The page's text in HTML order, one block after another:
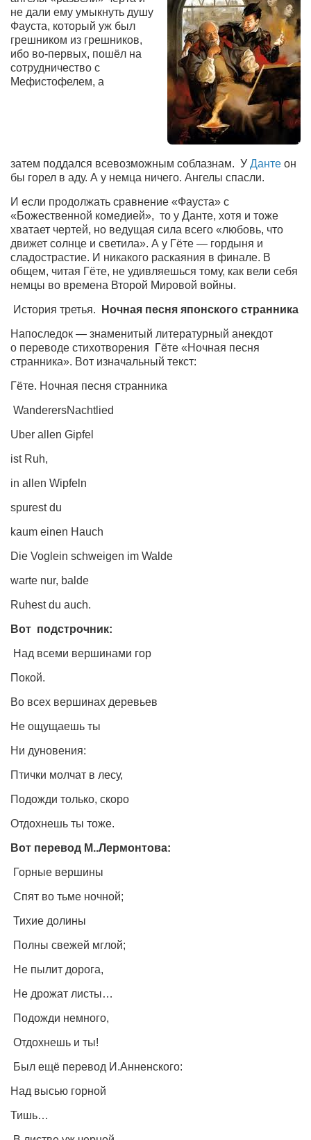
Игорь Добровольский
Ольга Козаченко
Оксана Скоробагатская
Александра Скорук
Здоровье
Косметологическое отделение КП Сумская
городская клиническая больница №4
Оптика — Медтехника
Тенториум -центр независимых дистрибьюторов
Кафе, клубы, рестораны
«Винегрет» — демократичный ресторан
«ЧАЙ — КАВА» магазин — кафе
«CYCLE GARAGE» — магазин велосипедов
Журналисты
Александр Гвоздик
Александр Кугук
Музыканты
Евгений Касьяненко
Денис Федченко
Звукорежиссёры
Alfom Studio
Guitarproduction Studio
Римма Миленкова
Ирина Проценко
Александр Садовский
Сергей Степанов
Анна Черненко
Марина Фенота
Гостиная
Он и Она
не дали ему умыкнуть душу
Фауста, который уж был
грешником из грешников,
ибо во-первых, пошёл на
сотрудничество с
Мефистофелем, а
затем поддался всевозможным соблазнам. У Данте он
бы горел в аду. А у немца ничего. Ангелы спасли.
И если продолжать сравнение «Фауста» с
«Божественной комедией», то у Данте, хотя и тоже
хватает чертей, но ведущая сила всего «любовь, что
движет солнце и светила». А у Гёте — гордыня и
сладострастие. И никакого раскаяния в финале. В
общем, читая Гёте, не удивляешься тому, как вели себя
немцы во времена Второй Мировой войны.
История третья. Ночная песня японского странника
Напоследок — знаменитый литературный анекдот
о переводе стихотворения Гёте «Ночная песня
странника». Вот изначальный текст:
Гёте. Ночная песня странника
WanderersNachtlied
Uber allen Gipfel
ist Ruh,
in allen Wipfeln
spurest du
kaum einen Hauch
Die Voglein schweigen im Walde
warte nur, balde
Ruhest du auch.
Вот подстрочник:
Над всеми вершинами гор
Покой.
Во всех вершинах деревьев
Не ощущаешь ты
Ни дуновения:
Птички молчат в лесу,
Подожди только, скоро
Отдохнешь ты тоже.
Вот перевод М..Лермонтова:
Горные вершины
Спят во тьме ночной;
Тихие долины
Полны свежей мглой;
Не пылит дорога,
Не дрожат листы…
Подожди немного,
Отдохнешь и ты!
Был ещё перевод И.Анненского:
Над высью горной
Тишь…